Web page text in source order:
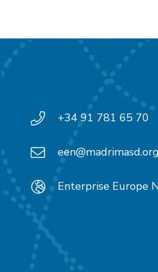
+34 91 781 65 70
een@madrimasd.org
Enterprise Europe